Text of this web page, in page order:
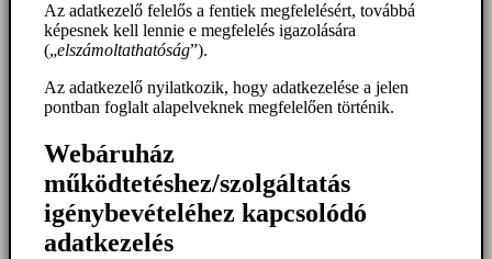
Az adatkezelő felelős a fentiek megfelelésért, továbbá
képesnek kell lennie e megfelelés igazolására
(„elszámoltathatóság”).
Az adatkezelő nyilatkozik, hogy adatkezelése a jelen
pontban foglalt alapelveknek megfelelően történik.
Webáruház
működtetéshez/szolgáltatás
igénybevételéhez kapcsolódó
adatkezelés